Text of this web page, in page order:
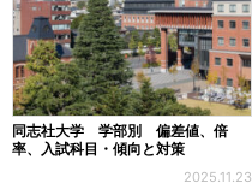
同志社大学 学部別 偏差値、倍
率、入試科目・傾向と対策
2025.11.23